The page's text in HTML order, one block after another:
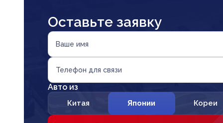
Оставьте заявку
Ваше имя
Телефон для связи
Авто из
Китая Японии Кореи